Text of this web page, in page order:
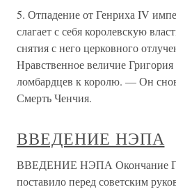
5. Отпадение от Генриха IV
слагает с себя королевскую
снятия с него церковного
Нравственное величие
ломбардцев к королю. — Он
Смерть Ченчия.
ВВЕДЕНИЕ НЭПА
ВВЕДЕНИЕ НЭПА Окончание
поставило перед советским